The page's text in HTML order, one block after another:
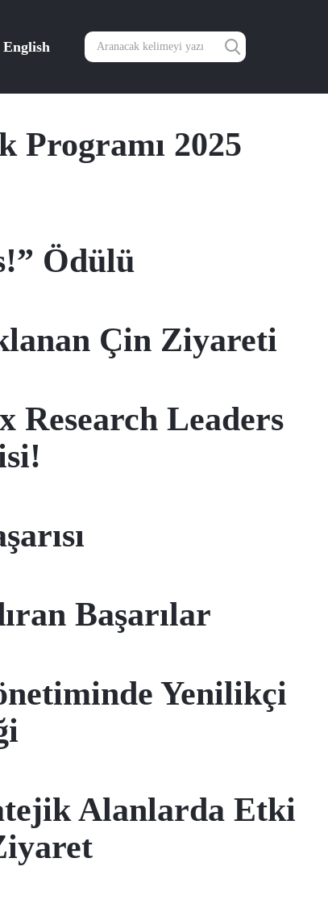
English
2025
Ödülü
Çin Ziyareti
Research Leaders
Başarılar
Yenilikçi
Alanlarda Etki